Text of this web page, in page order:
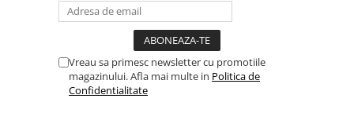
Goarne si trompete cu aer
Benzi si placi reflectorizante
Girofaruri auto si camion
Goarne / Trompete Pneumatice
Vreau sa primesc newsletter cu promotiile
magazinului. Afla mai multe in Politica de
Confidentialitate